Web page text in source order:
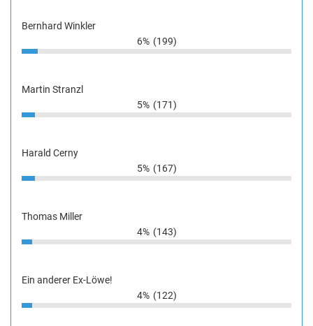
Bernhard Winkler
6% (199)
Martin Stranzl
5% (171)
Harald Cerny
5% (167)
Thomas Miller
4% (143)
Ein anderer Ex-Löwe!
4% (122)